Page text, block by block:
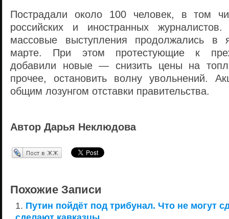
Пострадали около 100 человек, в том
российских и иностранных
массовые выступления продолжались в
марте. При этом протестующие к
добавили новые — снизить цены на
прочее, остановить волну увольнений.
общим лозунгом отставки правительства.
Автор Дарья Неклюдова
Перепост в ЖЖ
Похожие Записи
Путин пойдёт под трибунал. Что не могут